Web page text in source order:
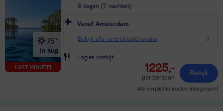
LAST MINUTE!
25°
in aug
8 dagen (7 nachten)
Vanaf Amsterdam
Bekijk alle vertrekluchthavens
Logies ontbijt
1225,-
per persoon
Bekijk
Alle verplichte kosten inbegrepen!